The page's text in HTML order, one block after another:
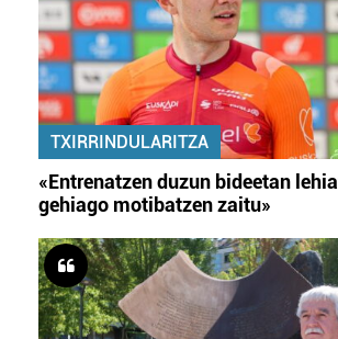
TXIRRINDULARITZA
«Entrenatzen duzun bideetan
gehiago motibatzen zaitu»